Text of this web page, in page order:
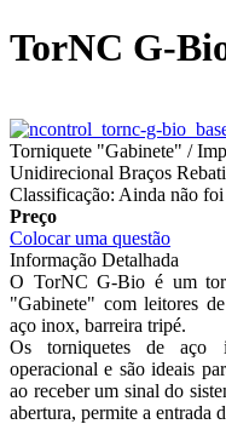
TorNC G-
Torniquete "Gabinete" /
Unidirecional Braços
Classificação: Ainda não
Preço
Colocar uma questão
Informação Detalhada
O TorNC G-Bio é um
"Gabinete" com leitores
aço inox, barreira tripé.
Os torniquetes de aço
operacional e são ideais
ao receber um sinal do
abertura, permite a entrada